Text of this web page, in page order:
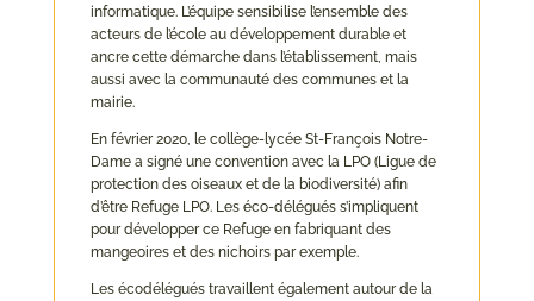
informatique. L’équipe sensibilise l’ensemble des
acteurs de l’école au développement durable et
ancre cette démarche dans l’établissement, mais
aussi avec la communauté des communes et la
mairie.
En février 2020, le collège-lycée St-François Notre-
Dame a signé une convention avec la LPO (Ligue de
protection des oiseaux et de la biodiversité) afin
d’être Refuge LPO. Les éco-délégués s’impliquent
pour développer ce Refuge en fabriquant des
mangeoires et des nichoirs par exemple.
Les écodélégués travaillent également autour de la